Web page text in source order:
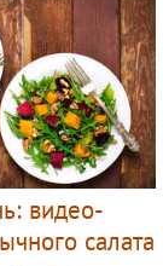
видео-
салата